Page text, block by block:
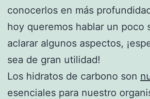
conocerlos en más
hoy queremos hablar un poco
aclarar algunos aspectos,
sea de gran utilidad!
Los hidratos de carbono son
esenciales para nuestro